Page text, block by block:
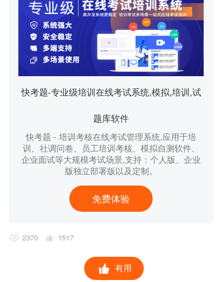
快考题-专业级培训在线考试系统,模拟,培训,试
题库软件
快考题 - 培训考核在线考试管理系统,应用于培
训、社调问卷、员工培训考核、模拟自测软件、
企业面试等大规模考试场景,支持：个人版、企业
版独立部署版以及定制。
免费体验
2370 1517
有用